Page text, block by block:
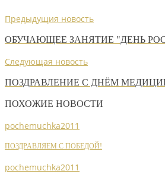
Предыдущия новость
ОБУЧАЮЩЕЕ ЗАНЯТИЕ "ДЕНЬ
Следующая новость
ПОЗДРАВЛЕНИЕ С ДНЁМ
ПОХОЖИЕ НОВОСТИ
pochemuchka2011
ПОЗДРАВЛЯЕМ С ПОБЕДОЙ!
pochemuchka2011